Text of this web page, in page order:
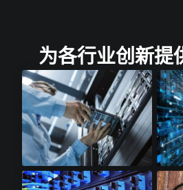
为各行业创新提
云存储​ 云